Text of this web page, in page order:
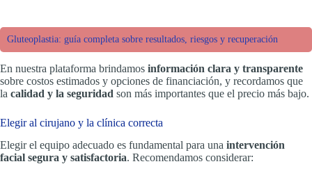
Gluteoplastia: guía completa sobre resultados, riesgos y recuperación
En nuestra plataforma brindamos información clara y transparente
sobre costos estimados y opciones de financiación, y recordamos que
la calidad y la seguridad son más importantes que el precio más bajo.
Elegir al cirujano y la clínica correcta
Elegir el equipo adecuado es fundamental para una intervención
facial segura y satisfactoria. Recomendamos considerar: